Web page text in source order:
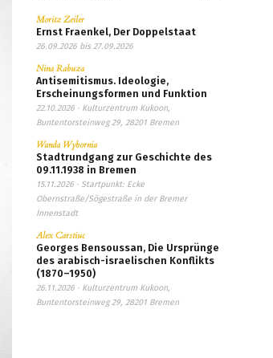
Moritz Zeiler
Ernst Fraenkel, Der Doppelstaat
26.09.2026 bis 27.09.2026
Nina Rabuza
Antisemitismus. Ideologie,
Erscheinungsformen und Funktion
22.10.2026 · Kulturzentrum Kukoon,
Buntentorsteinweg 29, 28201 Bremen
Wanda Wybornia
Stadtrundgang zur Geschichte des
09.11.1938 in Bremen
15.11.2026 · Startpunkt: Ecke
Obernstraße/Sögestraße in der Bremer
Innenstadt
Alex Carstiuc
Georges Bensoussan, Die Ursprünge
des arabisch-israelischen Konflikts
(1870–1950)
26.11.2026 · Kulturzentrum Kukoon,
Buntentorsteinweg 29, 28201 Bremen